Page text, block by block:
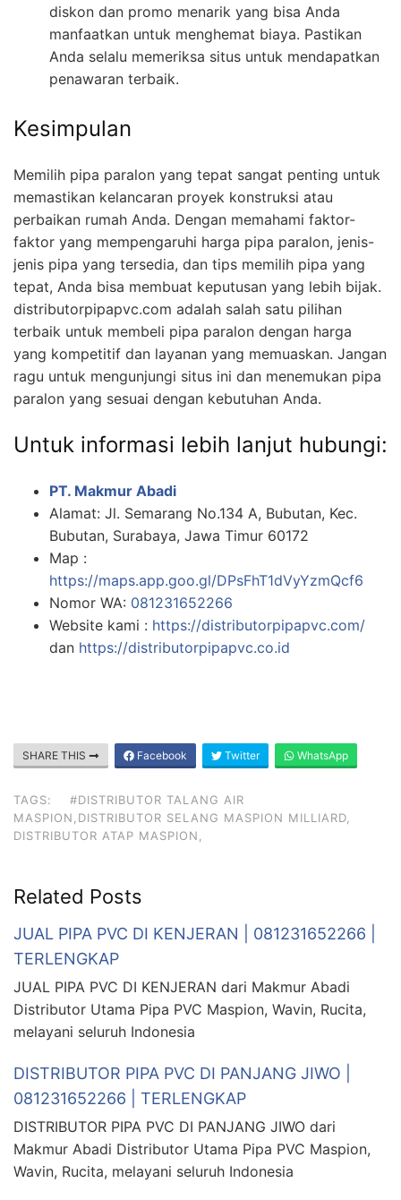
diskon dan promo menarik yang bisa Anda
manfaatkan untuk menghemat biaya. Pastikan
Anda selalu memeriksa situs untuk mendapatkan
penawaran terbaik.
Kesimpulan
Memilih pipa paralon yang tepat sangat penting untuk
memastikan kelancaran proyek konstruksi atau
perbaikan rumah Anda. Dengan memahami faktor-
faktor yang mempengaruhi harga pipa paralon, jenis-
jenis pipa yang tersedia, dan tips memilih pipa yang
tepat, Anda bisa membuat keputusan yang lebih bijak.
distributorpipapvc.com adalah salah satu pilihan
terbaik untuk membeli pipa paralon dengan harga
yang kompetitif dan layanan yang memuaskan. Jangan
ragu untuk mengunjungi situs ini dan menemukan pipa
paralon yang sesuai dengan kebutuhan Anda.
Untuk informasi lebih lanjut hubungi:
PT. Makmur Abadi
Alamat: Jl. Semarang No.134 A, Bubutan, Kec.
Bubutan, Surabaya, Jawa Timur 60172
Map :
https://maps.app.goo.gl/DPsFhT1dVyYzmQcf6
Nomor WA: 081231652266
Website kami : https://distributorpipapvc.com/
dan https://distributorpipapvc.co.id
SHARE THIS Facebook Twitter WhatsApp
TAGS:
#DISTRIBUTOR TALANG AIR
MASPION,DISTRIBUTOR SELANG MASPION MILLIARD,
DISTRIBUTOR ATAP MASPION,
Related Posts
JUAL PIPA PVC DI KENJERAN | 081231652266 |
TERLENGKAP
JUAL PIPA PVC DI KENJERAN dari Makmur Abadi
Distributor Utama Pipa PVC Maspion, Wavin, Rucita,
melayani seluruh Indonesia
DISTRIBUTOR PIPA PVC DI PANJANG JIWO |
081231652266 | TERLENGKAP
DISTRIBUTOR PIPA PVC DI PANJANG JIWO dari
Makmur Abadi Distributor Utama Pipa PVC Maspion,
Wavin, Rucita, melayani seluruh Indonesia